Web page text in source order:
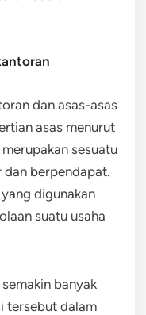
dan asas-asas
asas menurut
sesuatu
berpendapat.
digunakan
suatu usaha
banyak
tersebut dalam